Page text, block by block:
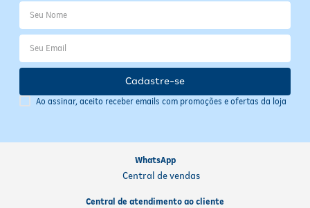
manter a integridade do produto
Verifique a validade impressa na embalagem antes do uso
Produto 100% testado eletronicamente para garantir
segurança
Ao assinar, aceito receber emails com promoções e ofertas da loja
Cadastre-se
WhatsApp
Central de vendas
Central de atendimento ao cliente